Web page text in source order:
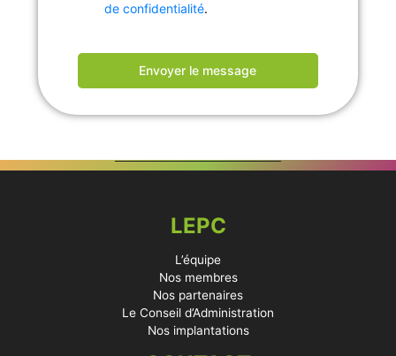
de confidentialité.
Envoyer le message
LEPC
L’équipe
Nos membres
Nos partenaires
Le Conseil d’Administration
Nos implantations